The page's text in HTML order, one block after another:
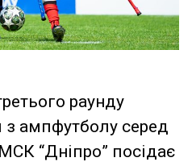
раунду
з ампфутболу серед
“Дніпро” посідає